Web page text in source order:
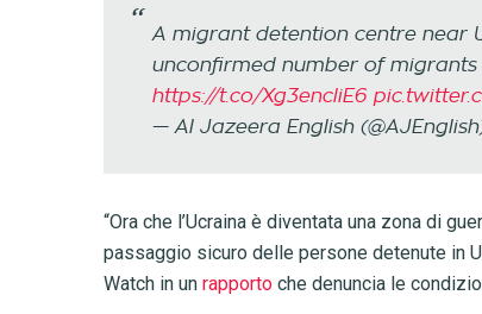
A migrant detention centre near
unconfirmed number of migrants
https://t.co/Xg3encliE6
— Al Jazeera English
“Ora che l’Ucraina è diventata una zona di
passaggio sicuro delle persone detenute in
Watch in un rapporto che denuncia le